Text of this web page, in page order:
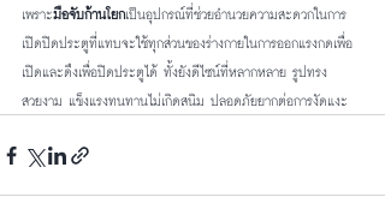
เพราะมือจับก้านโยกเป็นอุปกรณ์ที่ช่วยอำนวยความสะดวกในการ
เปิดปิดประตูที่แทบจะใช้ทุกส่วนของร่างกายในการออกแรงกดเพื่อ
เปิดและดึงเพื่อปิดประตูได้ ทั้งยังดีไซน์ที่หลากหลาย รูปทรง
สวยงาม แข็งแรงทนทานไม่เกิดสนิม ปลอดภัยยากต่อการงัดแงะ